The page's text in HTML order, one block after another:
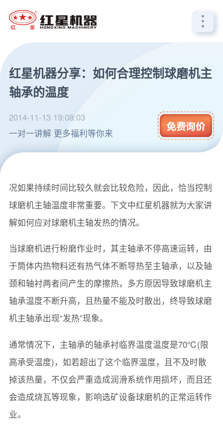
红星机器分享：如何合理控制球磨机主
轴承的温度
2014-11-13 19:08:03
一对一讲解 更多福利等你来
况如果持续时间比较久就会比较危险，因此，恰当控制
球磨机主轴温度非常重要。下文中红星机器就为大家讲
解如何应对球磨机主轴发热的情况。
当球磨机进行粉磨作业时，其主轴承不停高速运转，由
于筒体内热物料还有热气体不断导热至主轴承，以及轴
颈和轴衬两者间产生的摩擦热，多方原因导致球磨机主
轴承温度不断升高，且热量不能及时散出，终导致球磨
机主轴承出现“发热”现象。
通常情况下，主轴承的轴承衬临界温度温度是70℃(限
高承受温度)，如若超出了这个临界温度，且不及时散
掉该热量，不仅会严重造成润滑系统作用损坏，而且还
会造成烧瓦等现象，影响选矿设备球磨机的正常运转作
业。